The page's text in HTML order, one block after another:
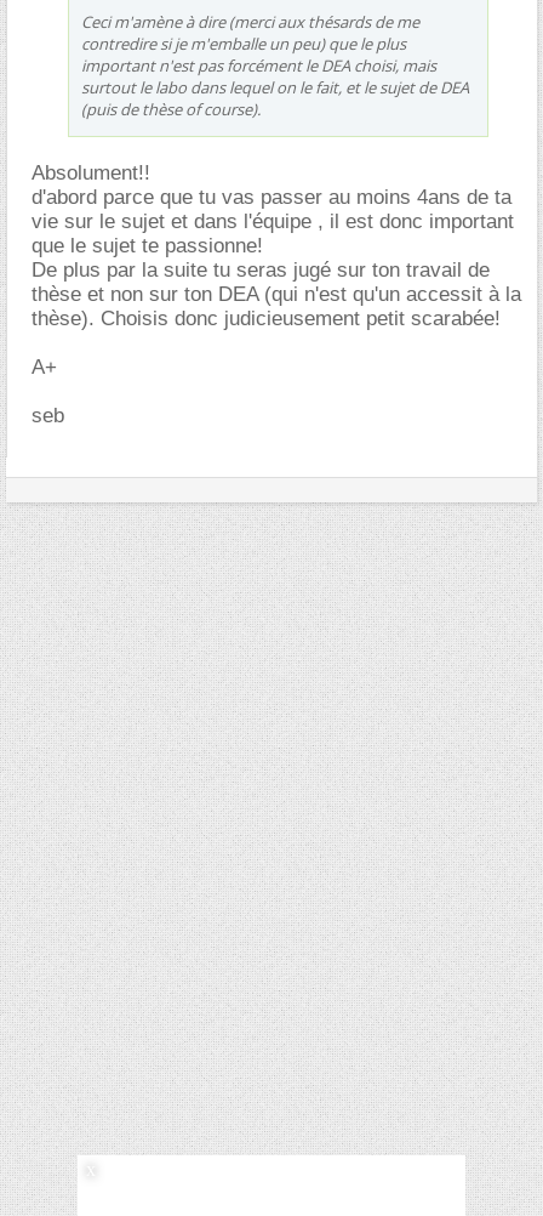
Ceci m'amène à dire (merci aux thésards de me
contredire si je m'emballe un peu) que le plus
important n'est pas forcément le DEA choisi, mais
surtout le labo dans lequel on le fait, et le sujet de DEA
(puis de thèseof course).
Absolument!!
d'abord parce que tu vas passer au moins 4ans de ta
vie sur le sujet et dans l'équipe , il est donc important
que le sujet te passionne!
De plus par la suite tu seras jugé sur ton travail de
thèse et non sur ton DEA (qui n'est qu'un accessit à la
thèse). Choisis donc judicieusement petit scarabée!
A+
seb